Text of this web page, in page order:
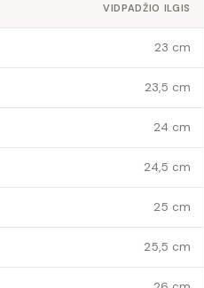
VIDPADŽIO ILGIS
23 cm
23,5 cm
24 cm
24,5 cm
25 cm
25,5 cm